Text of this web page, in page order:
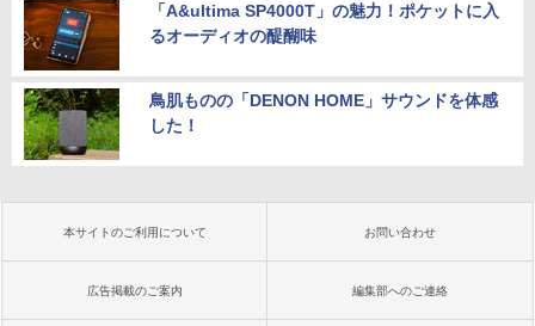
「A&ultima SP4000T」の魅力！ポケットに入
るオーディオの醍醐味
鳥肌ものの「DENON HOME」サウンドを体感
した！
本サイトのご利用について お問い合わせ
広告掲載のご案内 編集部へのご連絡